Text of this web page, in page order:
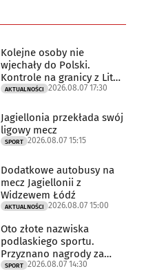
Kolejne osoby nie
wjechały do Polski.
Kontrole na granicy z Litwą
trwają
AKTUALNOŚCI 2026.08.07 17:30
Jagiellonia przekłada swój
ligowy mecz
SPORT 2026.08.07 15:15
Dodatkowe autobusy na
mecz Jagiellonii z
Widzewem Łódź
AKTUALNOŚCI 2026.08.07 15:00
Oto złote nazwiska
podlaskiego sportu.
Przyznano nagrody za
2025 rok
SPORT 2026.08.07 14:30